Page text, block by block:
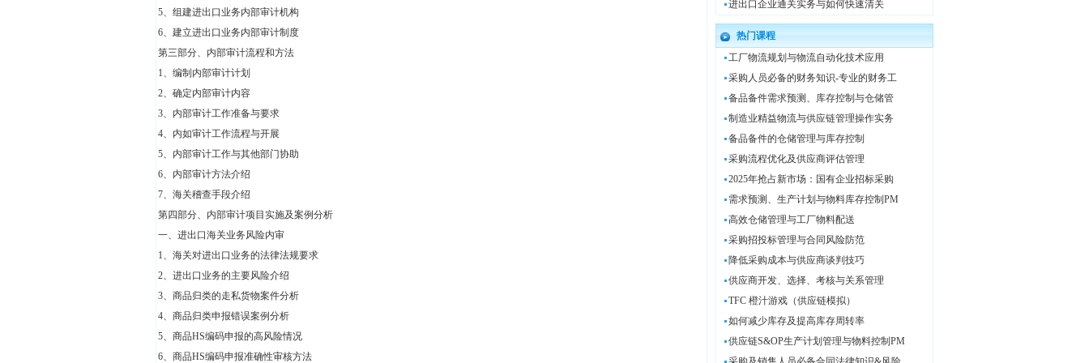
5、组建进出口业务内部审计机构
6、建立进出口业务内部审计制度
第三部分、内部审计流程和方法
1、编制内部审计计划
2、确定内部审计内容
3、内部审计工作准备与要求
4、内如审计工作流程与开展
5、内部审计工作与其他部门协助
6、内部审计方法介绍
7、海关稽查手段介绍
第四部分、内部审计项目实施及案例分析
一、进出口海关业务风险内审
1、海关对进出口业务的法律法规要求
2、进出口业务的主要风险介绍
3、商品归类的走私货物案件分析
4、商品归类申报错误案例分析
5、商品HS编码申报的高风险情况
6、商品HS编码申报准确性审核方法
进出口企业通关实务与如何快速清关
热门课程
工厂物流规划与物流自动化技术应用
采购人员必备的财务知识-专业的财务工
备品备件需求预测、库存控制与仓储管
制造业精益物流与供应链管理操作实务
备品备件的仓储管理与库存控制
采购流程优化及供应商评估管理
2025年抢占新市场：国有企业招标采购
需求预测、生产计划与物料库存控制PM
高效仓储管理与工厂物料配送
采购招投标管理与合同风险防范
降低采购成本与供应商谈判技巧
供应商开发、选择、考核与关系管理
TFC 橙汁游戏（供应链模拟）
如何减少库存及提高库存周转率
供应链S&OP生产计划管理与物料控制PM